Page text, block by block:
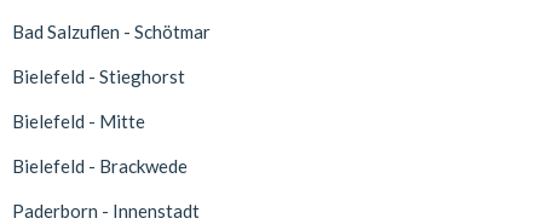
Bad Salzuflen - Schötmar
Bielefeld - Stieghorst
Bielefeld - Mitte
Bielefeld - Brackwede
Paderborn - Innenstadt